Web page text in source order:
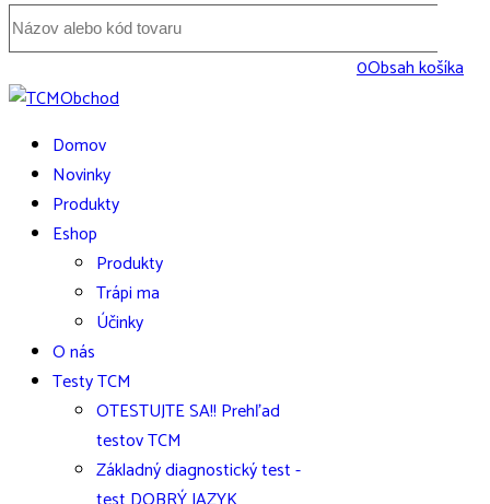
0Obsah košíka
Domov
Novinky
Produkty
Eshop
Produkty
Trápi ma
Účinky
O nás
Testy TCM
OTESTUJTE SA!! Prehľad
testov TCM
Základný diagnostický test -